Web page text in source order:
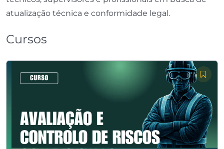
atualização técnica e conformidade legal.
Cursos